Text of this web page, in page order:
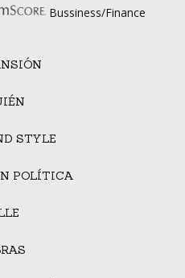
STYLE
POLÍTICA
Bussiness/Finance